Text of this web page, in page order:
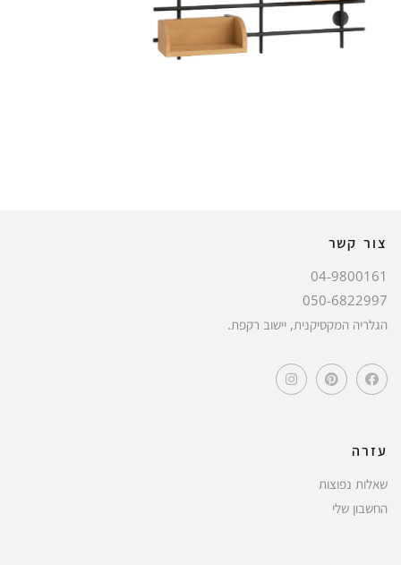
צור קשר
04-9800161
050-6822997
הגלריה המקסיקנית, יישוב רקפת.
עזרה
שאלות נפוצות
החשבון שלי